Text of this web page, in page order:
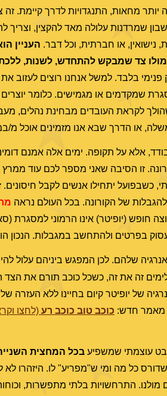
מחאות, התנגדויות לדרך קיימת. זה
שמרדנות עלולה מאד להקצין, וצריך
או חברתית, וכל דבר. העניין
מולו צד שמבקש להתחדש, לשנות,
פנימי בלבד. למשל אנחנו רוצים
שמקדמים או מגמישים. כלומר
לקראת העובדים מבחינת נהלים,
או הדרך שבא אנו מזמינים אוכל מ/
אלא על תקופה. ימים אלה אמנם
זו הסיבה שאני מספר לכם עוד
כשבפועל יתחילו אנשים לקבל
להגבלות של הקורונה. בכל העולם נראה
חופש (יופיטר) אינו הרמוני למסגרת
בפרטים ולהתחשב במגבלות. הנכון
שלהם. לכן המפגש ביניהם עלול
זה את זה, כשכל כוכב תורם את הצד
של יופיטר קיום בחיינו ללא
מאמר חדש: כוכב טוב כוכב רע (לחצו
עוצמתי שמשפיע בכל המחצית
כל מה ומי ש"מפריע" לו. היזהרו
מולנו. התרחשויות בלתי מתפשרות,